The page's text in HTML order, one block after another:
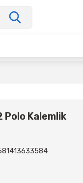
Polo Kalemlik